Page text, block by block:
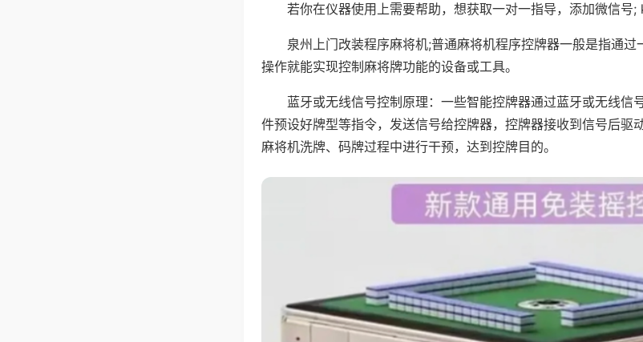
若你在仪器使用上需要帮助，想获取一对一指导，添加微信号;
泉州上门改装程序麻将机;普通麻将机程序控牌器一般是指通
操作就能实现控制麻将牌功能的设备或工具。
蓝牙或无线信号控制原理：一些智能控牌器通过蓝牙或无线信
件预设好牌型等指令，发送信号给控牌器，控牌器接收到信号后驱
麻将机洗牌、码牌过程中进行干预，达到控牌目的。